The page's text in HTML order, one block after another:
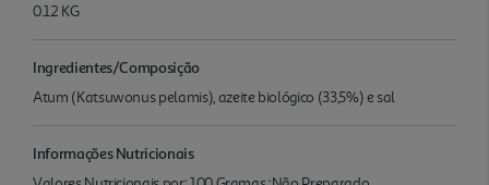
0.12 KG
Ingredientes/Composição
Atum (Katsuwonus pelamis), azeite biológico (33,5%) e sal
Informações Nutricionais